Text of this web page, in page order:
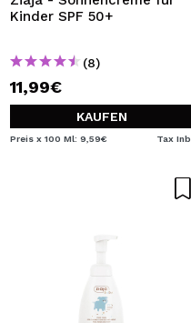
Kinder SPF 50+
(8)
11,99€
KAUFEN
Preis x 100 Ml: 9,59€ Tax Inb.